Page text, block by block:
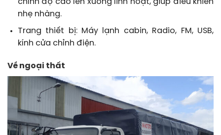
nhẹ nhàng.
Trang thiết bị: Máy lạnh cabin, Radio, FM, USB,
kính cửa chỉnh điện.
Về ngoại thất